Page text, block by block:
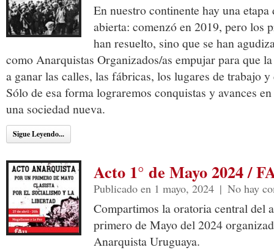
En nuestro continente hay una
abierta: comenzó en 2019, pero los
han resuelto, sino que se han
como Anarquistas Organizados/as empujar para que
a ganar las calles, las fábricas, los lugares de trabajo
Sólo de esa forma lograremos conquistas y avances
una sociedad nueva.
Sigue Leyendo...
Acto 1° de Mayo 2024 /
Publicado en 1 mayo, 2024 | No hay
Compartimos la oratoria central del
primero de Mayo del 2024
Anarquista Uruguaya.